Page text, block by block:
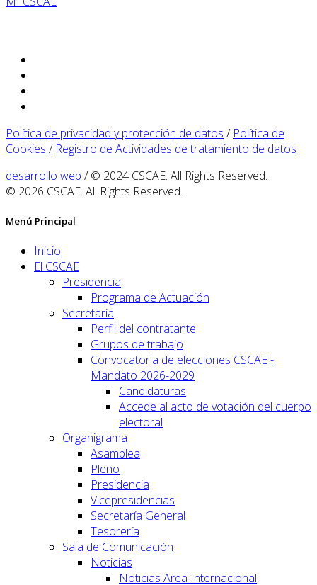
Política de privacidad y protección de datos / Política de
Cookies / Registro de Actividades de tratamiento de datos
desarrollo web / © 2024 CSCAE. All Rights Reserved.
© 2026 CSCAE. All Rights Reserved.
Menú Principal
Inicio
El CSCAE
Presidencia
Programa de Actuación
Secretaría
Perfil del contratante
Grupos de trabajo
Convocatoria de elecciones CSCAE -
Mandato 2026-2029
Candidaturas
Accede al acto de votación del cuerpo
electoral
Organigrama
Asamblea
Pleno
Presidencia
Vicepresidencias
Secretaría General
Tesorería
Sala de Comunicación
Noticias
Noticias Area Internacional